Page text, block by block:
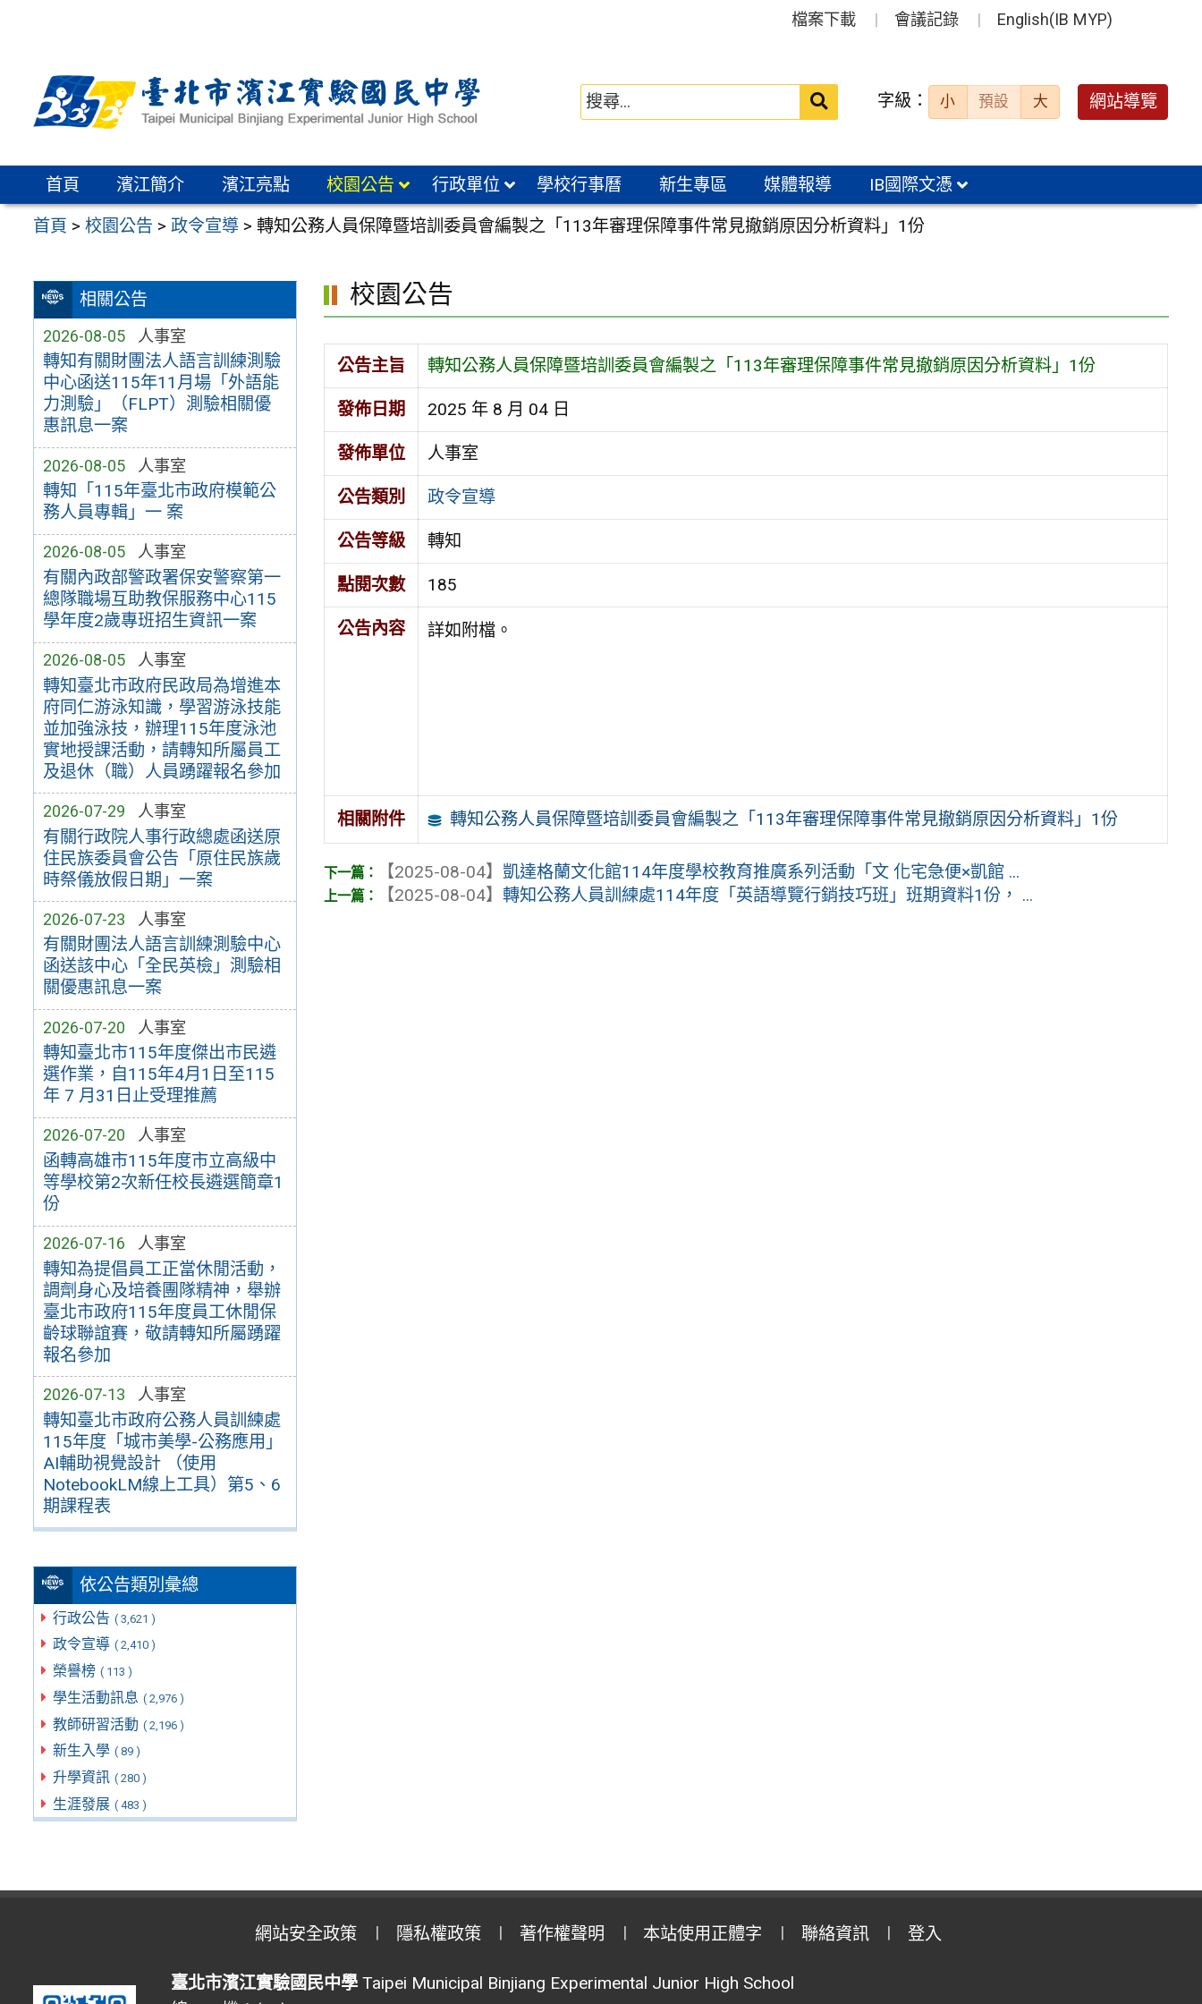
區
檔案下載 會議記錄 English(IB MYP)
送出 字級： 小 預設 大 網站導覽
首頁 濱江簡介 濱江亮點 校園公告 行政單位 學校行事曆 新生專區 媒體報導 IB國際文憑
首頁 >校園公告 >政令宣導 >轉知公務人員保障暨培訓委員會編製之「113年審理保障事件常見撤銷原因分析資料」1份
相關公告
2026-08-05 人事室
轉知有關財團法人語言訓練測驗
中心函送115年11月場「外語能
力測驗」（FLPT）測驗相關優
惠訊息一案
2026-08-05 人事室
轉知「115年臺北市政府模範公
務人員專輯」一 案
2026-08-05 人事室
有關內政部警政署保安警察第一
總隊職場互助教保服務中心115
學年度2歲專班招生資訊一案
2026-08-05 人事室
轉知臺北市政府民政局為增進本
府同仁游泳知識，學習游泳技能
並加強泳技，辦理115年度泳池
實地授課活動，請轉知所屬員工
及退休（職）人員踴躍報名參加
2026-07-29 人事室
有關行政院人事行政總處函送原
住民族委員會公告「原住民族歲
時祭儀放假日期」一案
2026-07-23 人事室
有關財團法人語言訓練測驗中心
函送該中心「全民英檢」測驗相
關優惠訊息一案
2026-07-20 人事室
轉知臺北市115年度傑出市民遴
選作業，自115年4月1日至115
年 7 月31日止受理推薦
2026-07-20 人事室
函轉高雄市115年度市立高級中
等學校第2次新任校長遴選簡章1
份
2026-07-16 人事室
轉知為提倡員工正當休閒活動，
調劑身心及培養團隊精神，舉辦
臺北市政府115年度員工休閒保
齡球聯誼賽，敬請轉知所屬踴躍
報名參加
2026-07-13 人事室
轉知臺北市政府公務人員訓練處
115年度「城市美學-公務應用」
AI輔助視覺設計 （使用
NotebookLM線上工具）第5、6
期課程表
依公告類別彙總
行政公告 ( 3,621 )
政令宣導 ( 2,410 )
榮譽榜 ( 113 )
學生活動訊息 ( 2,976 )
教師研習活動 ( 2,196 )
新生入學 ( 89 )
升學資訊 ( 280 )
生涯發展 ( 483 )
校園公告
公告主旨 轉知公務人員保障暨培訓委員會編製之「113年審理保障事件常見撤銷原因分析資料」1份
發佈日期 2025 年 8 月 04 日
發佈單位 人事室
公告類別 政令宣導
公告等級 轉知
點閱次數 185
公告內容 詳如附檔。
相關附件 轉知公務人員保障暨培訓委員會編製之「113年審理保障事件常見撤銷原因分析資料」1份
【2025-08-04】凱達格蘭文化館114年度學校教育推廣系列活動「文 化宅急便×凱館 ...
【2025-08-04】轉知公務人員訓練處114年度「英語導覽行銷技巧班」班期資料1份， ...
網站安全政策 隱私權政策 著作權聲明 本站使用正體字 聯絡資訊 登入
臺北市濱江實驗國民中學Taipei Municipal Binjiang Experimental Junior High School